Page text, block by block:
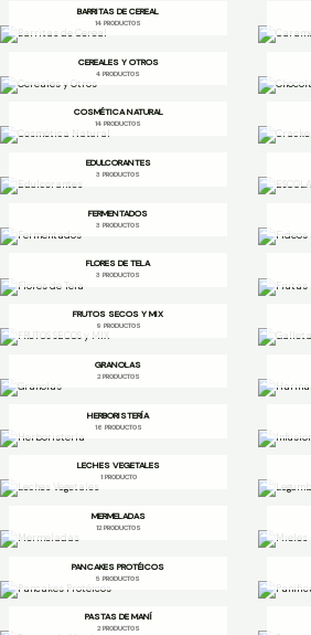
BARRITAS DE CEREAL
14 PRODUCTOS
CEREALES Y OTROS
4 PRODUCTOS
COSMÉTICA NATURAL
14 PRODUCTOS
EDULCORANTES
3 PRODUCTOS
FERMENTADOS
3 PRODUCTOS
FLORES DE TELA
3 PRODUCTOS
FRUTOS SECOS Y MIX
9 PRODUCTOS
GRANOLAS
2 PRODUCTOS
HERBORISTERÍA
16 PRODUCTOS
LECHES VEGETALES
1 PRODUCTO
MERMELADAS
12 PRODUCTOS
PANCAKES PROTÉICOS
5 PRODUCTOS
PASTAS DE MANÍ
2 PRODUCTOS